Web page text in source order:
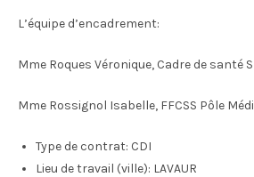
L’équipe d’encadrement:
Mme Roques Véronique, Cadre de santé
Mme Rossignol Isabelle, FFCSS Pôle
Type de contrat: CDI
Lieu de travail (ville): LAVAUR